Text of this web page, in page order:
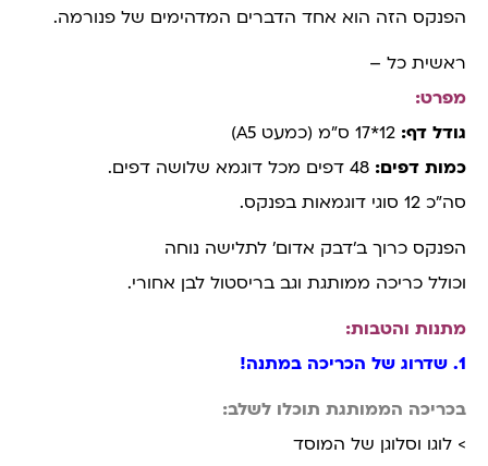
הפנקס הזה הוא אחד הדברים המדהימים של פנורמה.
ראשית כל –
מפרט:
גודל דף:
כמות דפים:
סה”כ 12 סוגי דוגמאות בפנקס.
הפנקס כרוך ב’דבק אדום’ לתלישה נוחה
וכולל כריכה ממותגת וגב בריסטול לבן אחורי.
מתנות והטבות:
1. שדרוג של הכריכה במתנה!
בכריכה הממותגת תוכלו לשלב:
> לוגו וסלוגן של המוסד